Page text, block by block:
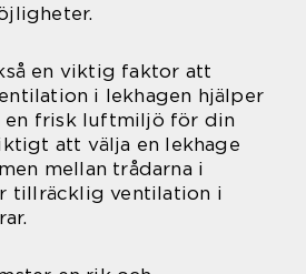
en viktig faktor att
i lekhagen hjälper
en frisk luftmiljö för din
att välja en lekhage
mellan trådarna i
tillräcklig ventilation i